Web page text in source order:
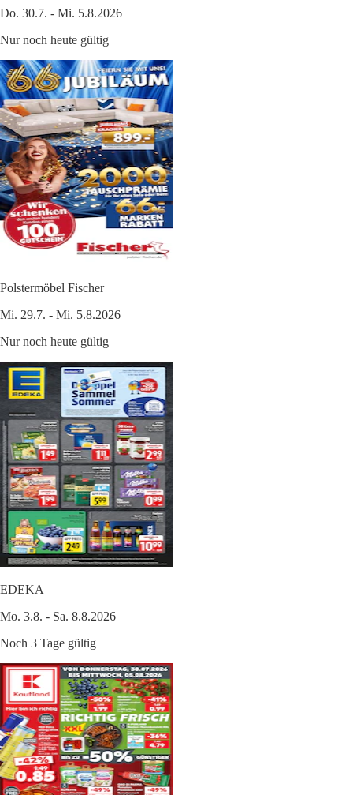
Do. 30.7. - Mi. 5.8.2026
Nur noch heute gültig
Polstermöbel Fischer
Mi. 29.7. - Mi. 5.8.2026
Nur noch heute gültig
EDEKA
Mo. 3.8. - Sa. 8.8.2026
Noch 3 Tage gültig